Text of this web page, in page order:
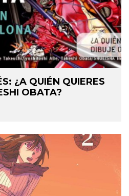
¿A QUIÉN QUIERES
OBATA?